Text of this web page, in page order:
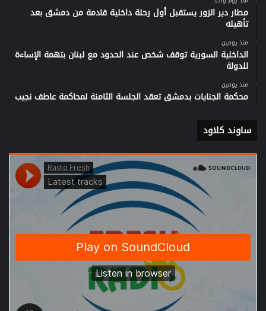
مطار دير الزور يستقبل أول رحلة داخلية قادمة من دمشق بعد
تأهيله
منذ يومين
الداخلية السورية توقف شخص عند الحدود مع لبنان بتهمة الإساءة
للدولة
منذ يومين
محكمة الجنايات بدمشق تعقد الجلسة الثامنة لمحاكمة عاطف نجيب
ساوند كلاود